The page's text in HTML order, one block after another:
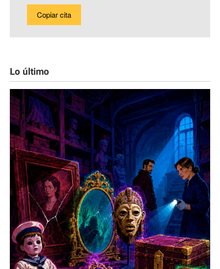
Copiar cita
Lo último